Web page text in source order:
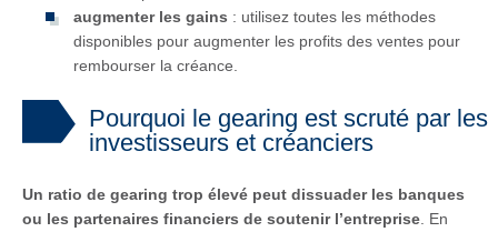
augmenter les gains : utilisez toutes les méthodes
disponibles pour augmenter les profits des ventes pour
rembourser la créance.
Pourquoi le gearing est scruté par les
investisseurs et créanciers
Un ratio de gearing trop élevé peut dissuader les banques
ou les partenaires financiers de soutenir l’entreprise. En